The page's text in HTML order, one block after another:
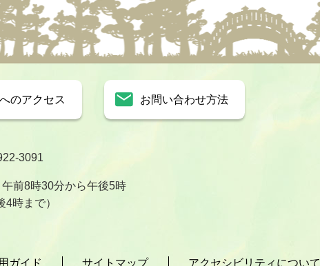
3091
前8時30分から午後5時
時まで）
のアクセス お問い合わせ方法
ガイド サイトマップ アクセシビリティについて